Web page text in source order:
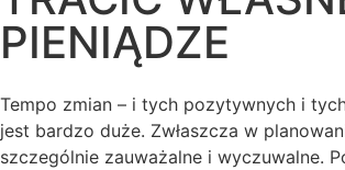
PIENIĄDZE
Tempo zmian – i tych pozytywnych i
jest bardzo duże. Zwłaszcza w
szczególnie zauważalne i wyczuwalne.